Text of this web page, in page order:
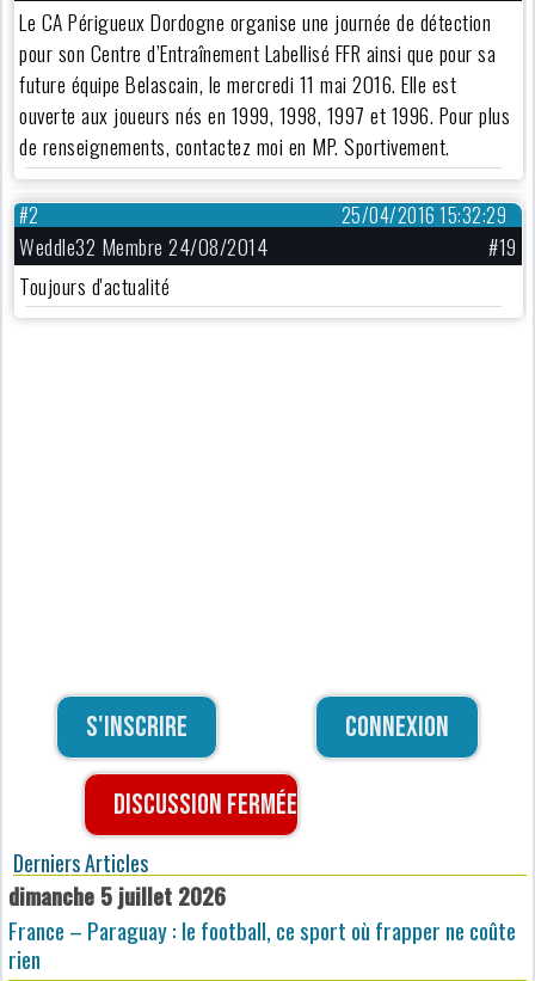
Le CA Périgueux Dordogne organise une journée de détection
pour son Centre d’Entraînement Labellisé FFR ainsi que pour sa
future équipe Belascain, le mercredi 11 mai 2016. Elle est
ouverte aux joueurs nés en 1999, 1998, 1997 et 1996. Pour plus
de renseignements, contactez moi en MP. Sportivement.
25/04/2016 15:32:29
#2
Weddle32 Membre 24/08/2014
#19
Toujours d'actualité
S'inscrire Connexion
Discussion fermée
Derniers Articles
dimanche 5 juillet 2026
France – Paraguay : le football, ce sport où frapper ne coûte
rien